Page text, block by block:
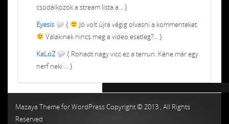
csodálkozok a stream lista a... }
Eyesis
{
Jó volt újra végig olvasni a kommenteket
Valakinek nincs meg a video esetleg?... }
KaLoZ
{ Rohadt nagy vicc ez a terrun. Kéne már egy
nerf neki ... }
Mazaya Theme for WordPress Copyright © 2013 , All Rights
Reserved